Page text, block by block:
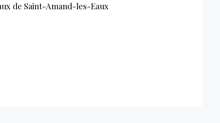
de Saint-Amand-les-Eaux